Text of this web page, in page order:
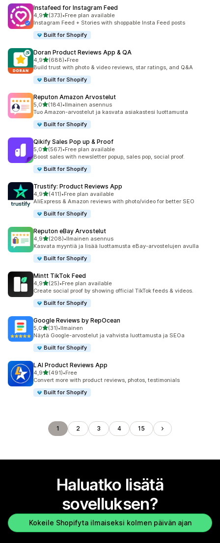
Instafeed for Instagram Feed
4,9/ 5 tähteä
(373)
373 arvostelua yhteensä
•Free plan available
Instagram Feed + Stories with shoppable Insta Feed posts
Built for Shopify
Doran Product Reviews App & QA
4,9/ 5 tähteä
(688)
688 arvostelua yhteensä
•Free
Build trust with photo & video reviews, star ratings, and Q&A
Built for Shopify
Reputon Amazon Arvostelut
5,0/ 5 tähteä
(184)
184 arvostelua yhteensä
•Ilmainen asennus
Tuo Amazon-arvostelut ja kasvata asiakastesi luottamusta
Built for Shopify
Qikify Sales Pop up & Proof
5,0/ 5 tähteä
(567)
567 arvostelua yhteensä
•Free plan available
Boost sales with newsletter popup, sales pop, social proof.
Built for Shopify
Trustify: Product Reviews App
4,9/ 5 tähteä
(411)
411 arvostelua yhteensä
•Free plan available
AliExpress & Amazon reviews with photo/video for better SEO
Built for Shopify
Reputon eBay Arvostelut
4,9/ 5 tähteä
(208)
208 arvostelua yhteensä
•Ilmainen asennus
Kasvata myyntiä ja lisää luottamusta eBay-arvostelujen avulla
Built for Shopify
Mintt TikTok Feed
4,9/ 5 tähteä
(25)
25 arvostelua yhteensä
•Free plan available
Create social proof by showing official TikTok feeds & videos.
Built for Shopify
Google Reviews by RepOcean
5,0/ 5 tähteä
(31)
31 arvostelua yhteensä
•Ilmainen
Näytä Google-arvostelut ja vahvista luottamusta ja SEOa
Built for Shopify
LAI Product Reviews App
4,9/ 5 tähteä
(491)
491 arvostelua yhteensä
•Free
Convert more with product reviews, photos, testimonials
Built for Shopify
1 2 3 4 15
Haluatko lisätä
sovelluksen?
Kokeile Shopifyta ilmaiseksi kolmen päivän ajan